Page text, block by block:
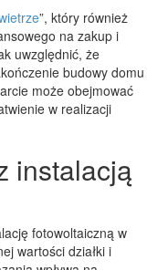
”, który również
na zakup i
uwzględnić, że
budowy domu
może obejmować
w realizacji
instalacją
fotowoltaiczną w
wartości działki i